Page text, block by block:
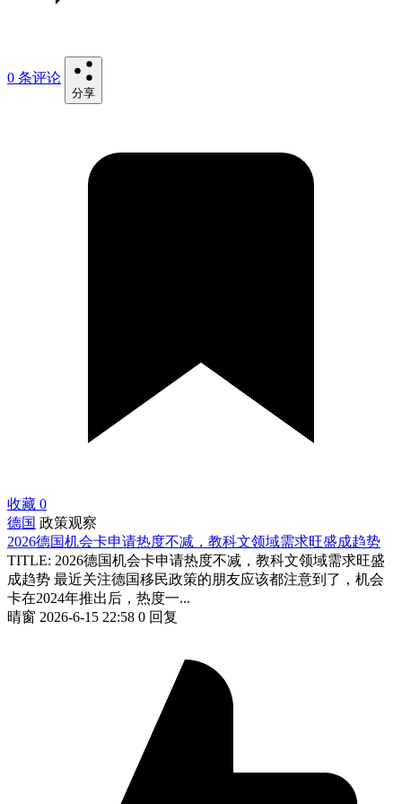
0 条评论
分享
收藏 0
德国 政策观察
2026德国机会卡申请热度不减，教科文领域需求旺盛成趋势
TITLE: 2026德国机会卡申请热度不减，教科文领域需求旺盛
成趋势 最近关注德国移民政策的朋友应该都注意到了，机会
卡在2024年推出后，热度一...
晴窗 2026-6-15 22:58 0 回复